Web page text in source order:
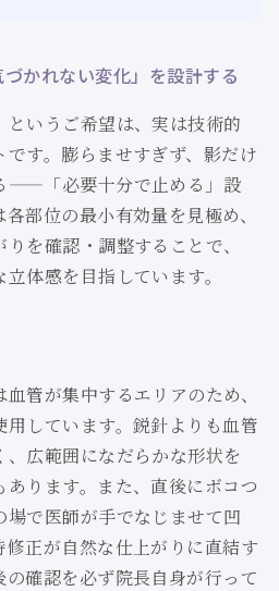
かれない変化」を設計する
というご希望は、実は技術的
す。膨らませすぎず、影だけ
——「必要十分で止める」設
部位の最小有効量を見極め、
を確認・調整することで、
体感を目指しています。
管が集中するエリアのため、
しています。鋭針よりも血管
広範囲になだらかな形状を
ります。また、直後にボコつ
で医師が手でなじませて凹
正が自然な仕上がりに直結す
確認を必ず院長自身が行って